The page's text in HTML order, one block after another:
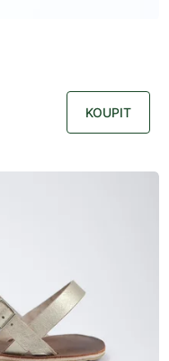
KOUPIT